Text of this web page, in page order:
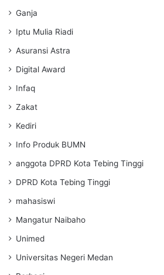
Ganja
Iptu Mulia Riadi
Asuransi Astra
Digital Award
Infaq
Zakat
Kediri
Info Produk BUMN
anggota DPRD Kota Tebing Tinggi
DPRD Kota Tebing Tinggi
mahasiswi
Mangatur Naibaho
Unimed
Universitas Negeri Medan